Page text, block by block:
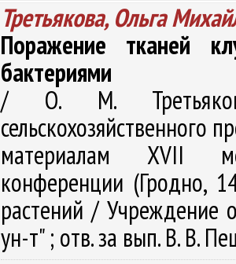
Третьякова, Ольга
Поражение тканей
бактериями
/ О. М.
сельскохозяйственного
материалам XVII
конференции (Гродно,
растений / Учреждение
ун-т" ; отв. за вып. В. В.